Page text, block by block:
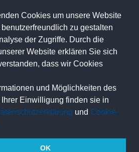
Cookies um unsere Website
zu gestalten
der Zugriffe. Durch die
Website erklären Sie sich
dass wir Cookies
und Möglichkeiten des
Einwilligung finden sie in
und Cookie-
OK